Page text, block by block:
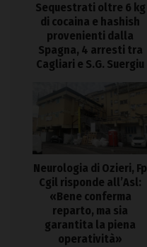
Sequestrati oltre 6 kg
di cocaina e hashish
provenienti dalla
Spagna, 4 arresti tra
Cagliari e S.G. Suergiu
Neurologia di Ozieri, Fp
Cgil risponde all’Asl:
«Bene conferma
reparto, ma sia
garantita la piena
operatività»